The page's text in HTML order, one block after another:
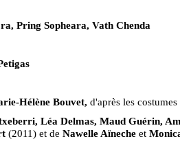
Pring Sopheara, Vath Chenda
Hélène Bouvet, d'après les
Léa Delmas, Maud Guérin,
(2011) et de Nawelle Aïnecheet